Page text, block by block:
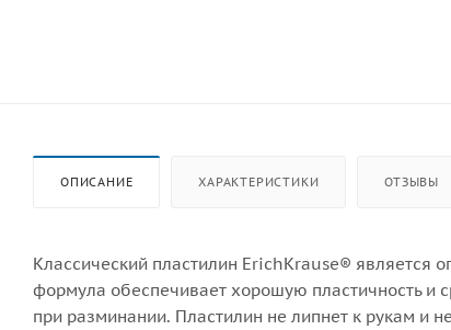
ОПИСАНИЕ ХАРАКТЕРИСТИКИ ОТЗЫВЫ
Классический пластилин ErichKrause®
формула обеспечивает хорошую пластичность и
при разминании. Пластилин не липнет к рукам и